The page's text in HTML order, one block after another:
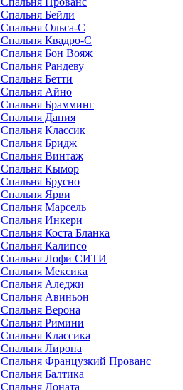
Спальня Бейли
Спальня Ольса-С
Спальня Квадро-С
Спальня Бон Вояж
Спальня Рандеву
Спальня Бетти
Спальня Айно
Спальня Брамминг
Спальня Дания
Спальня Классик
Спальня Бридж
Спальня Винтаж
Спальня Кымор
Спальня Брусно
Спальня Ярви
Спальня Марсель
Спальня Инкери
Спальня Коста Бланка
Спальня Калипсо
Спальня Лофи СИТИ
Спальня Мексика
Спальня Аледжи
Спальня Авиньон
Спальня Верона
Спальня Римини
Спальня Классика
Спальня Лирона
Спальня Французкий Прованс
Спальня Балтика
Спальня Доната